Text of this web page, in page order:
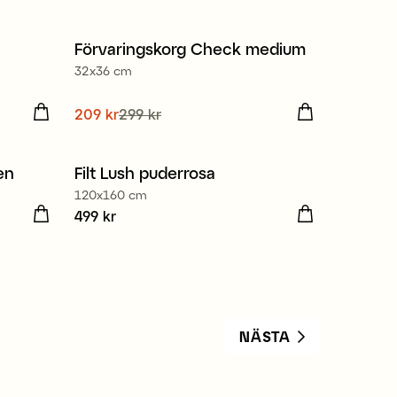
Nyhet
Förvaringskorg Check medium
32x36 cm
Nuvarande pris
Tidigare
209 kr299 kr
Nyhet
Filt Lush puderrosa
120x160 cm
Pris :499 kr
499 kr